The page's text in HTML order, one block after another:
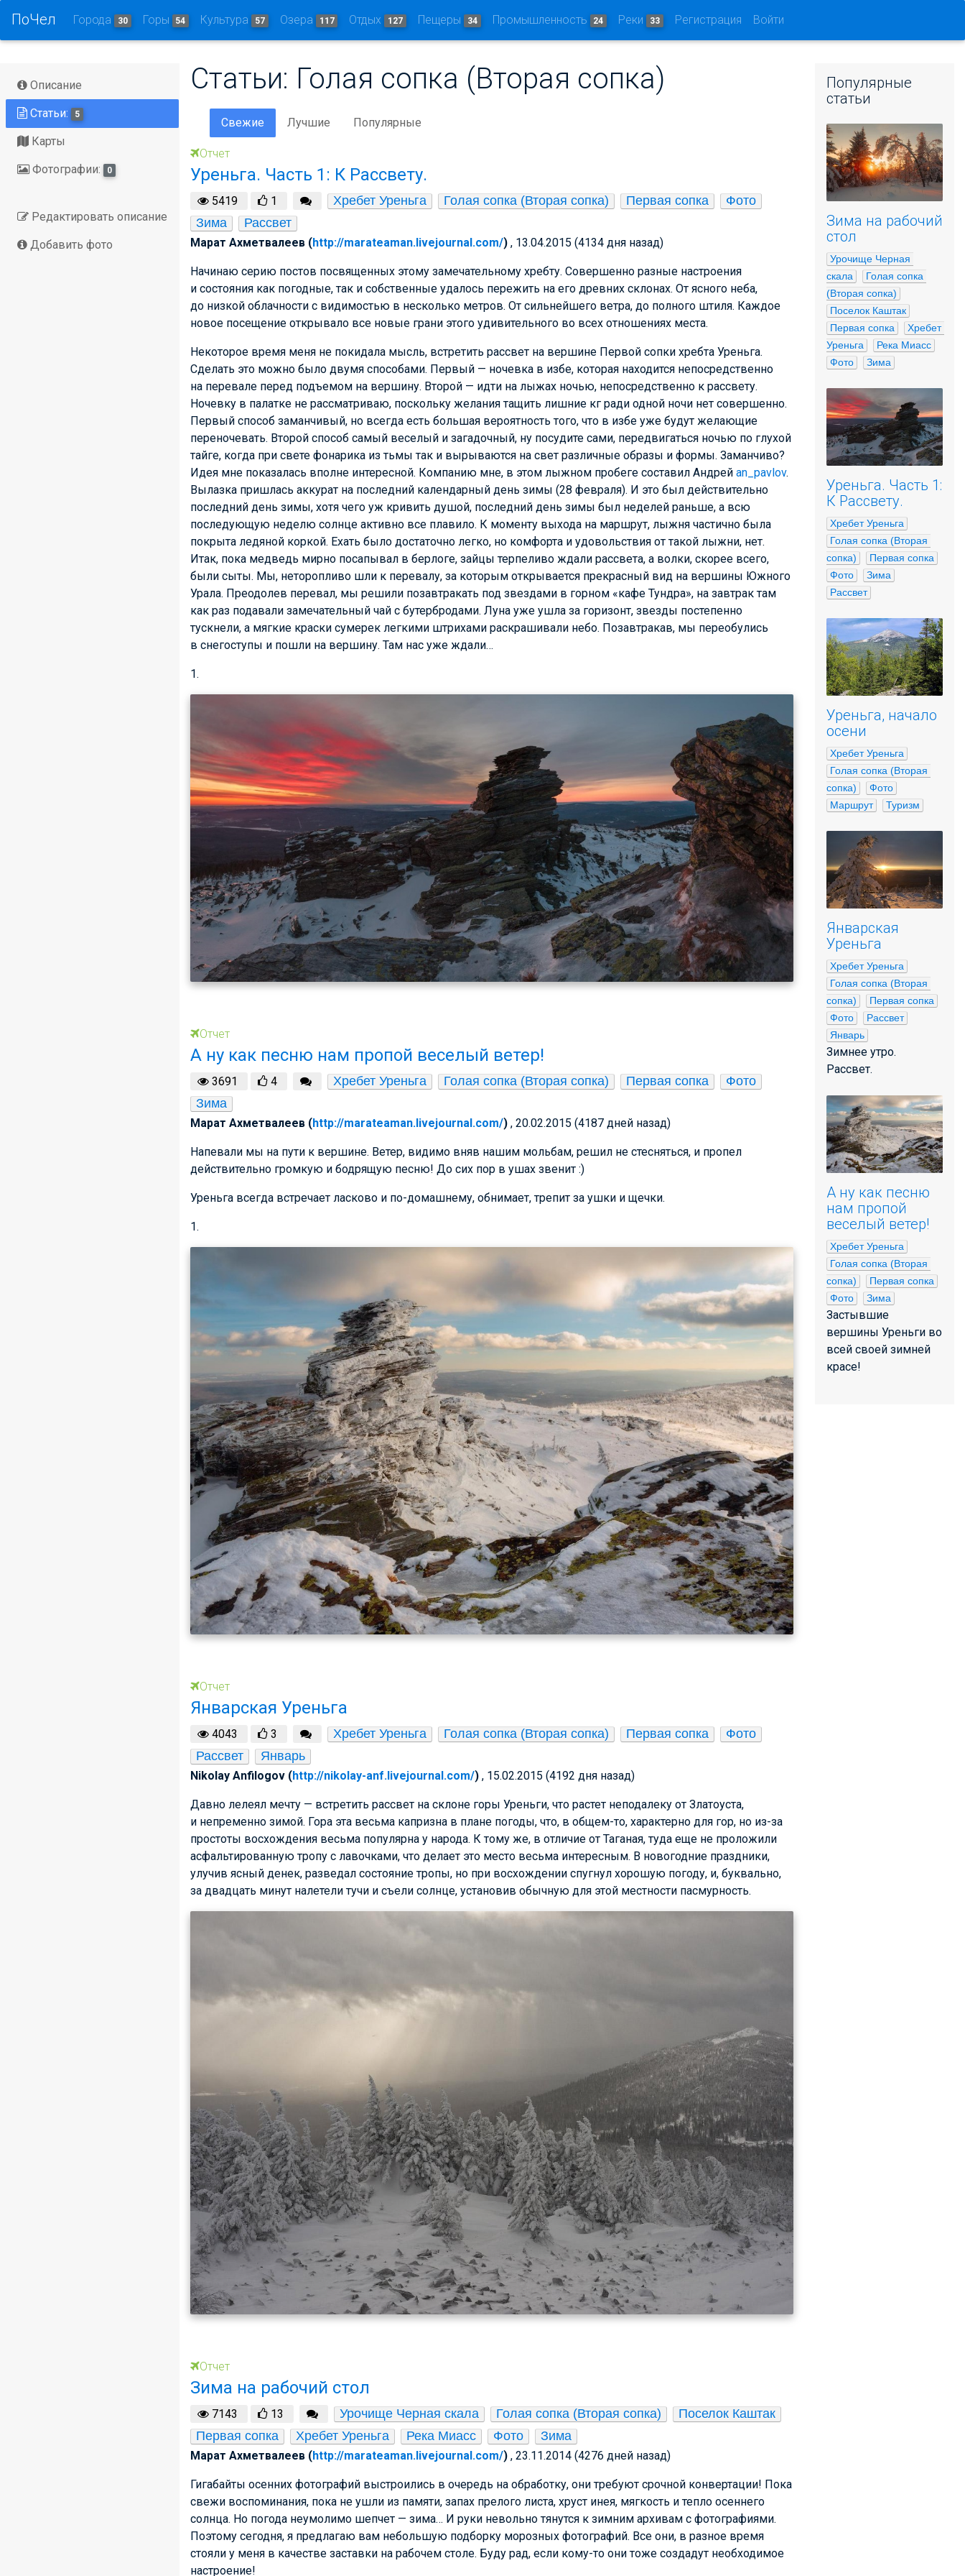
ПоЧел Города 30 Горы 54 Культура 57 Озера 117 Отдых 127 Пещеры 34 Промышленность 24 Реки 33 Регистрация Войти
Описание
Статьи: 5
Карты
Фотографии: 0
Редактировать описание
Добавить фото
Статьи: Голая сопка (Вторая сопка)
Свежие Лучшие Популярные
Отчет
Уреньга. Часть 1: К Рассвету.
5419 1 Хребет Уреньга Голая сопка (Вторая сопка) Первая сопка
Фото
Зима
Рассвет
Марат Ахметвалеев (http://marateaman.livejournal.com/) , 13.04.2015 (4134 дня назад)
Начинаю серию постов посвященных этому замечательному хребту. Совершенно разные настроения
и состояния как погодные, так и собственные удалось пережить на его древних склонах. От ясного неба,
до низкой облачности с видимостью в несколько метров. От сильнейшего ветра, до полного штиля. Каждое
новое посещение открывало все новые грани этого удивительного во всех отношениях места.
Некоторое время меня не покидала мысль, встретить рассвет на вершине Первой сопки хребта Уреньга.
Сделать это можно было двумя способами. Первый — ночевка в избе, которая находится непосредственно
на перевале перед подъемом на вершину. Второй — идти на лыжах ночью, непосредственно к рассвету.
Ночевку в палатке не рассматриваю, поскольку желания тащить лишние кг ради одной ночи нет совершенно.
Первый способ заманчивый, но всегда есть большая вероятность того, что в избе уже будут желающие
переночевать. Второй способ самый веселый и загадочный, ну посудите сами, передвигаться ночью по глухой
тайге, когда при свете фонарика из тьмы так и вырываются на свет различные образы и формы. Заманчиво?
Идея мне показалась вполне интересной. Компанию мне, в этом лыжном пробеге составил Андрей an_pavlov.
Вылазка пришлась аккурат на последний календарный день зимы (28 февраля). И это был действительно
последний день зимы, хотя чего уж кривить душой, последний день зимы был неделей раньше, а всю
последующую неделю солнце активно все плавило. К моменту выхода на маршрут, лыжня частично была
покрыта ледяной коркой. Ехать было достаточно легко, но комфорта и удовольствия от такой лыжни, нет.
Итак, пока медведь мирно посапывал в берлоге, зайцы терпеливо ждали рассвета, а волки, скорее всего,
были сыты. Мы, неторопливо шли к перевалу, за которым открывается прекрасный вид на вершины Южного
Урала. Преодолев перевал, мы решили позавтракать под звездами в горном «кафе Тундра», на завтрак там
как раз подавали замечательный чай с бутербродами. Луна уже ушла за горизонт, звезды постепенно
тускнели, а мягкие краски сумерек легкими штрихами раскрашивали небо. Позавтракав, мы переобулись
в снегоступы и пошли на вершину. Там нас уже ждали…
1.
Отчет
А ну как песню нам пропой веселый ветер!
3691 4 Хребет Уреньга Голая сопка (Вторая сопка) Первая сопка
Фото
Зима
Марат Ахметвалеев (http://marateaman.livejournal.com/) , 20.02.2015 (4187 дней назад)
Напевали мы на пути к вершине. Ветер, видимо вняв нашим мольбам, решил не стесняться, и пропел
действительно громкую и бодрящую песню! До сих пор в ушах звенит :)
Уреньга всегда встречает ласково и по-домашнему, обнимает, трепит за ушки и щечки.
1.
Отчет
Январская Уреньга
4043 3 Хребет Уреньга Голая сопка (Вторая сопка) Первая сопка
Фото
Рассвет
Январь
Nikolay Anfilogov (http://nikolay-anf.livejournal.com/) , 15.02.2015 (4192 дня назад)
Давно лелеял мечту — встретить рассвет на склоне горы Уреньги, что растет неподалеку от Златоуста,
и непременно зимой. Гора эта весьма капризна в плане погоды, что, в общем-то, характерно для гор, но из-за
простоты восхождения весьма популярна у народа. К тому же, в отличие от Таганая, туда еще не проложили
асфальтированную тропу с лавочками, что делает это место весьма интересным. В новогодние праздники,
улучив ясный денек, разведал состояние тропы, но при восхождении спугнул хорошую погоду, и, буквально,
за двадцать минут налетели тучи и съели солнце, установив обычную для этой местности пасмурность.
Отчет
Зима на рабочий стол
7143 13 Урочище Черная скала Голая сопка (Вторая сопка)
Поселок Каштак
Первая сопка
Хребет Уреньга Река Миасс Фото Зима
Марат Ахметвалеев (http://marateaman.livejournal.com/) , 23.11.2014 (4276 дней назад)
Гигабайты осенних фотографий выстроились в очередь на обработку, они требуют срочной конвертации! Пока
свежи воспоминания, пока не ушли из памяти, запах прелого листа, хруст инея, мягкость и тепло осеннего
солнца. Но погода неумолимо шепчет — зима… И руки невольно тянутся к зимним архивам с фотографиями.
Поэтому сегодня, я предлагаю вам небольшую подборку морозных фотографий. Все они, в разное время
стояли у меня в качестве заставки на рабочем столе. Буду рад, если кому-то они тоже создадут необходимое
настроение!
Популярные
статьи
Зима на рабочий
стол
Урочище Черная
скала
Голая сопка
(Вторая сопка)
Поселок Каштак
Первая сопка
Хребет
Уреньга
Река Миасс
Фото
Зима
Уреньга. Часть 1:
К Рассвету.
Хребет Уреньга
Голая сопка (Вторая
сопка)
Первая сопка
Фото
Зима
Рассвет
Уреньга, начало
осени
Хребет Уреньга
Голая сопка (Вторая
сопка)
Фото
Маршрут
Туризм
Январская
Уреньга
Хребет Уреньга
Голая сопка (Вторая
сопка)
Первая сопка
Фото
Рассвет
Январь
Зимнее утро.
Рассвет.
А ну как песню
нам пропой
веселый ветер!
Хребет Уреньга
Голая сопка (Вторая
сопка)
Первая сопка
Фото
Зима
Застывшие
вершины Уреньги во
всей своей зимней
красе!